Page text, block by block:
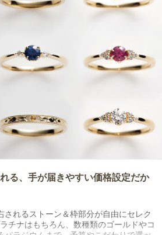
る、手が届きやすい価格設定だか
されるストーン＆枠部分が自由にセレク
チナはもちろん、数種類のゴールドやコ